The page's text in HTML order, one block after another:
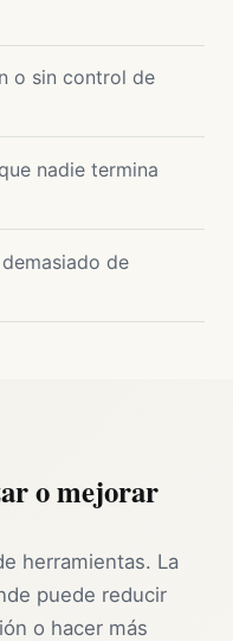
o sin control de
nadie termina
de
o mejorar
herramientas. La
puede reducir
o hacer más